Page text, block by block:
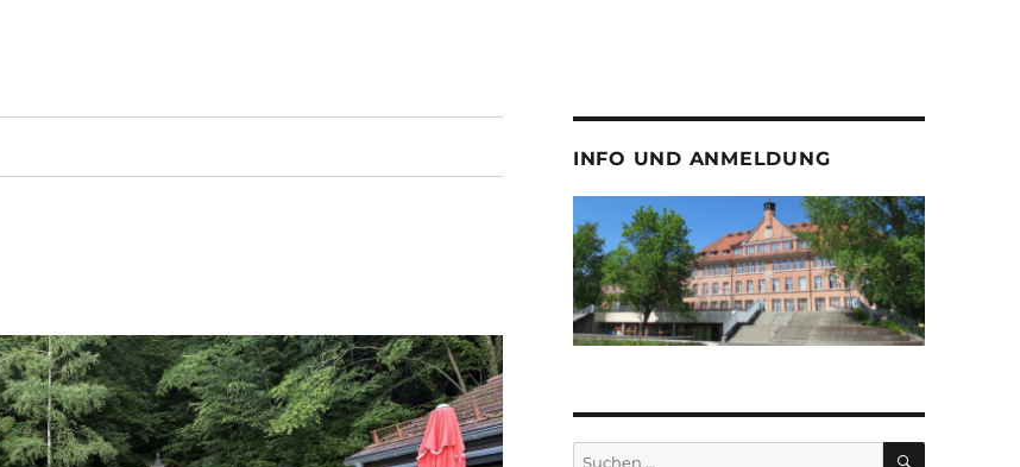
INFO UND ANMELDUNG
Suche
SUCHEN